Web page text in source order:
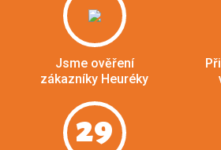
Jsme ověření
zákazníky Heuréky
29